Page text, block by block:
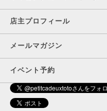
店主プロフィール
メールマガジン
イベント予約